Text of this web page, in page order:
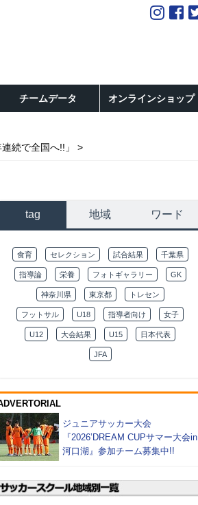
チームデータ オンラインショップ
続で全国へ!!」
tag 地域 ワード
食育 セレクション 試合結果 千葉県
指導論 栄養 フォトギャラリー GK
神奈川県 東京都 トレセン
フットサル U18 指導者向け 女子
U12 大会結果 U15 日本代表
JFA
ジュニアサッカー大会
『2026’DREAM CUPサマー大会in
河口湖』参加チーム募集中!!